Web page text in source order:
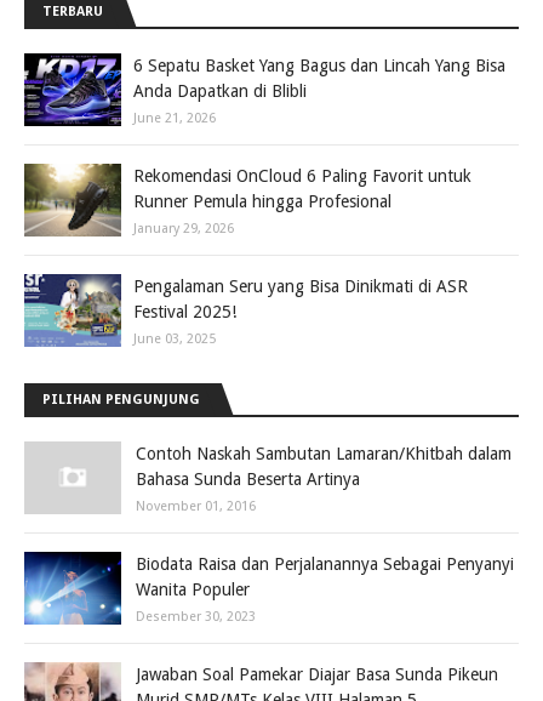
TERBARU
6 Sepatu Basket Yang Bagus dan Lincah Yang Bisa
Anda Dapatkan di Blibli
June 21, 2026
Rekomendasi OnCloud 6 Paling Favorit untuk
Runner Pemula hingga Profesional
January 29, 2026
Pengalaman Seru yang Bisa Dinikmati di ASR
Festival 2025!
June 03, 2025
PILIHAN PENGUNJUNG
Contoh Naskah Sambutan Lamaran/Khitbah dalam
Bahasa Sunda Beserta Artinya
November 01, 2016
Biodata Raisa dan Perjalanannya Sebagai Penyanyi
Wanita Populer
Desember 30, 2023
Jawaban Soal Pamekar Diajar Basa Sunda Pikeun